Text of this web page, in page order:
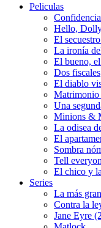
Peliculas
Hello,
El
La ironía
El bueno,
Dos fiscales
El diablo
Matrimonio
Una
Minions &
La odisea
El
Sombra
Tell
El chico y
Series
La más
Contra la
Jane Eyre